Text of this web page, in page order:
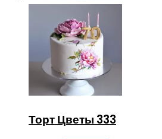
Торт Цветы 333